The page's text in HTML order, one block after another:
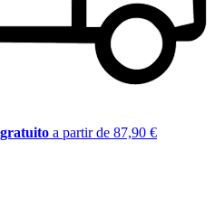
a partir de 87,90 €